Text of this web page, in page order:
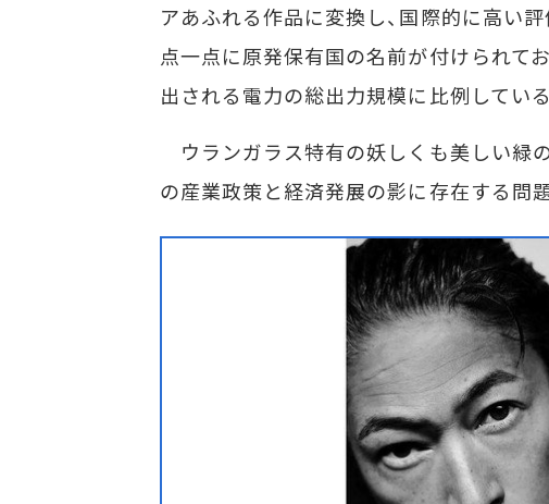
アあふれる作品に変換し、国際的に高い
点一点に原発保有国の名前が付けられて
出される電力の総出力規模に比例してい
ウランガラス特有の妖しくも美しい緑
の産業政策と経済発展の影に存在する問